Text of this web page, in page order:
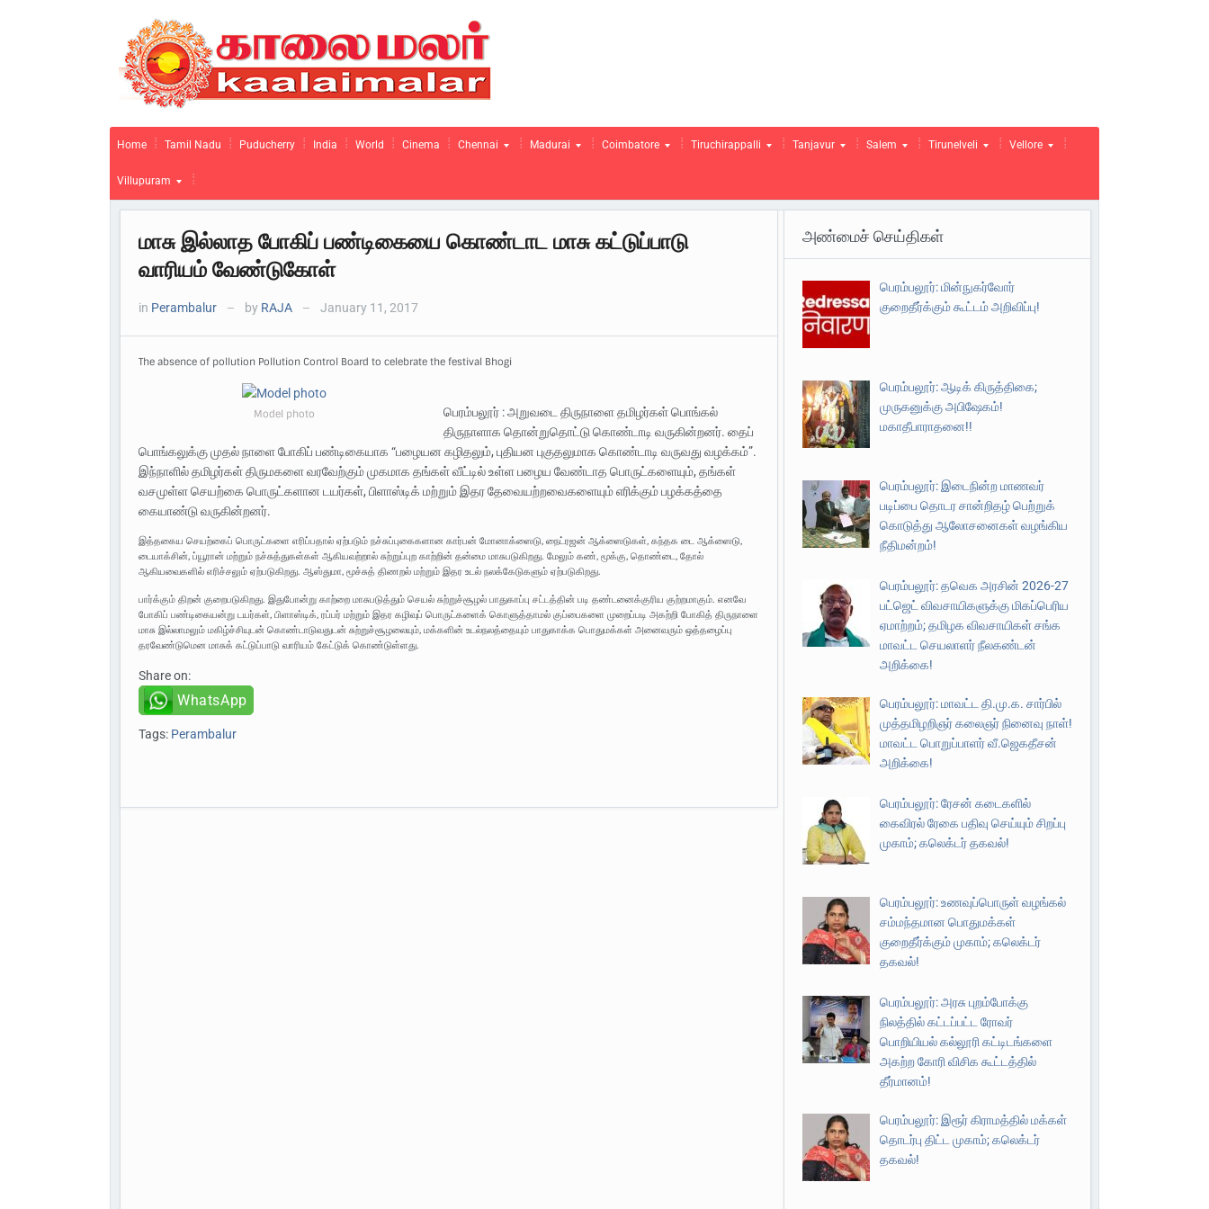
Home Tamil Nadu Puducherry India World Cinema Chennai Madurai Coimbatore Tiruchirappalli Tanjavur Salem Tirunelveli Vellore
Villupuram
மாசு இல்லாத போகிப் பண்டிகையை கொண்டாட மாசு கட்டுப்பாடு
வாரியம் வேண்டுகோள்
in Perambalur — by RAJA — January 11, 2017
The absence of pollution Pollution Control Board to celebrate the festival Bhogi
Model photo
பெரம்பலூர் : அறுவடை திருநாளை தமிழர்கள் பொங்கல்
திருநாளாக தொன்றுதொட்டு கொண்டாடி வருகின்றனர். தைப்
பொங்கலுக்கு முதல் நாளை போகிப் பண்டிகையாக “பழையன கழிதலும், புதியன புகுதலுமாக கொண்டாடி வருவது வழக்கம்”.
இந்நாளில் தமிழர்கள் திருமகளை வரவேற்கும் முகமாக தங்கள் வீட்டில் உள்ள பழைய வேண்டாத பொருட்களையும், தங்கள்
வசமுள்ள செயற்கை பொருட்களான டயர்கள், பிளாஸ்டிக் மற்றும் இதர தேவையற்றவைகளையும் எரிக்கும் பழக்கத்தை
கையாண்டு வருகின்றனர்.
இத்தகைய செயற்கைப் பொருட்களை எரிப்பதால் ஏற்படும் நச்சுப்புகைகளான கார்பன் மோனாக்ஸைடு, நைட்ரஜன் ஆக்ஸைடுகள், கந்தக டை ஆக்ஸைடு,
டையாக்சின், ப்யூரான் மற்றும் நச்சுத்துகள்கள் ஆகியவற்றால் சுற்றுப்புற காற்றின் தன்மை மாசுபடுகிறது. மேலும் கண், மூக்கு, தொண்டை, தோல்
ஆகியவைகளில் எரிச்சலும் ஏற்படுகிறது. ஆஸ்துமா, மூச்சுத் திணறல் மற்றும் இதர உடல் நலக்கேடுகளும் ஏற்படுகிறது.
பார்க்கும் திறன் குறைபடுகிறது. இதுபோன்று காற்றை மாசுபடுத்தும் செயல் சுற்றுச்சூழல் பாதுகாப்பு சட்டத்தின் படி தண்டனைக்குரிய குற்றமாகும். எனவே
போகிப் பண்டிகையன்று டயர்கள், பிளாஸ்டிக், ரப்பர் மற்றும் இதர கழிவுப் பொருட்களைக் கொளுத்தாமல் குப்பைகளை முறைப்படி அகற்றி போகித் திருநாளை
மாசு இல்லாமலும் மகிழ்ச்சியுடன் கொண்டாடுவதுடன் சுற்றுச்சூழலையும், மக்களின் உடல்நலத்தையும் பாதுகாக்க பொதுமக்கள் அனைவரும் ஒத்தழைப்பு
தரவேண்டுமென மாசுக் கட்டுப்பாடு வாரியம் கேட்டுக் கொண்டுள்ளது.
Share on:
WhatsApp
Tags: Perambalur
அண்மைச் செய்திகள்
பெரம்பலூர்: மின்நுகர்வோர்
குறைதீர்க்கும் கூட்டம் அறிவிப்பு!
பெரம்பலூர்: ஆடிக் கிருத்திகை;
முருகனுக்கு அபிஷேகம்!
மகாதீபாராதனை!!
பெரம்பலூர்: இடைநின்ற மாணவர்
படிப்பை தொடர சான்றிதழ் பெற்றுக்
கொடுத்து ஆலோசனைகள் வழங்கிய
நீதிமன்றம்!
பெரம்பலூர்: தவெக அரசின் 2026-27
பட்ஜெட் விவசாயிகளுக்கு மிகப்பெரிய
ஏமாற்றம்; தமிழக விவசாயிகள் சங்க
மாவட்ட செயலாளர் நீலகண்டன்
அறிக்கை!
பெரம்பலூர்: மாவட்ட தி.மு.க. சார்பில்
முத்தமிழறிஞர் கலைஞர் நினைவு நாள்!
மாவட்ட பொறுப்பாளர் வீ.ஜெகதீசன்
அறிக்கை!
பெரம்பலூர்: ரேசன் கடைகளில்
கைவிரல் ரேகை பதிவு செய்யும் சிறப்பு
முகாம்; கலெக்டர் தகவல்!
பெரம்பலூர்: உணவுப்பொருள் வழங்கல்
சம்மந்தமான பொதுமக்கள்
குறைதீர்க்கும் முகாம்; கலெக்டர்
தகவல்!
பெரம்பலூர்: அரசு புறம்போக்கு
நிலத்தில் கட்டப்பட்ட ரோவர்
பொறியியல் கல்லூரி கட்டிடங்களை
அகற்ற கோரி விசிக கூட்டத்தில்
தீர்மானம்!
பெரம்பலூர்: இரூர் கிராமத்தில் மக்கள்
தொடர்பு திட்ட முகாம்; கலெக்டர்
தகவல்!